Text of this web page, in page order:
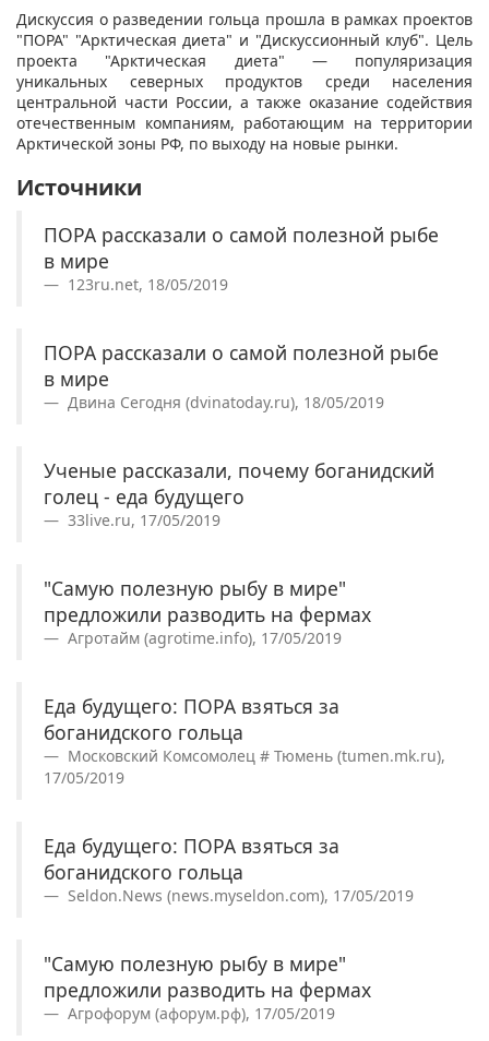
Дискуссия о разведении гольца прошла в рамках проектов
"ПОРА" "Арктическая диета" и "Дискуссионный клуб". Цель
проекта "Арктическая диета" — популяризация
уникальных северных продуктов среди населения
центральной части России, а также оказание содействия
отечественным компаниям, работающим на территории
Арктической зоны РФ, по выходу на новые рынки.
Источники
ПОРА рассказали о самой полезной рыбе
в мире
123ru.net, 18/05/2019
ПОРА рассказали о самой полезной рыбе
в мире
Двина Сегодня (dvinatoday.ru), 18/05/2019
Ученые рассказали, почему боганидский
голец - еда будущего
33live.ru, 17/05/2019
"Самую полезную рыбу в мире"
предложили разводить на фермах
Агротайм (agrotime.info), 17/05/2019
Еда будущего: ПОРА взяться за
боганидского гольца
Московский Комсомолец # Тюмень (tumen.mk.ru),
17/05/2019
Еда будущего: ПОРА взяться за
боганидского гольца
Seldon.News (news.myseldon.com), 17/05/2019
"Самую полезную рыбу в мире"
предложили разводить на фермах
Агрофорум (афорум.рф), 17/05/2019